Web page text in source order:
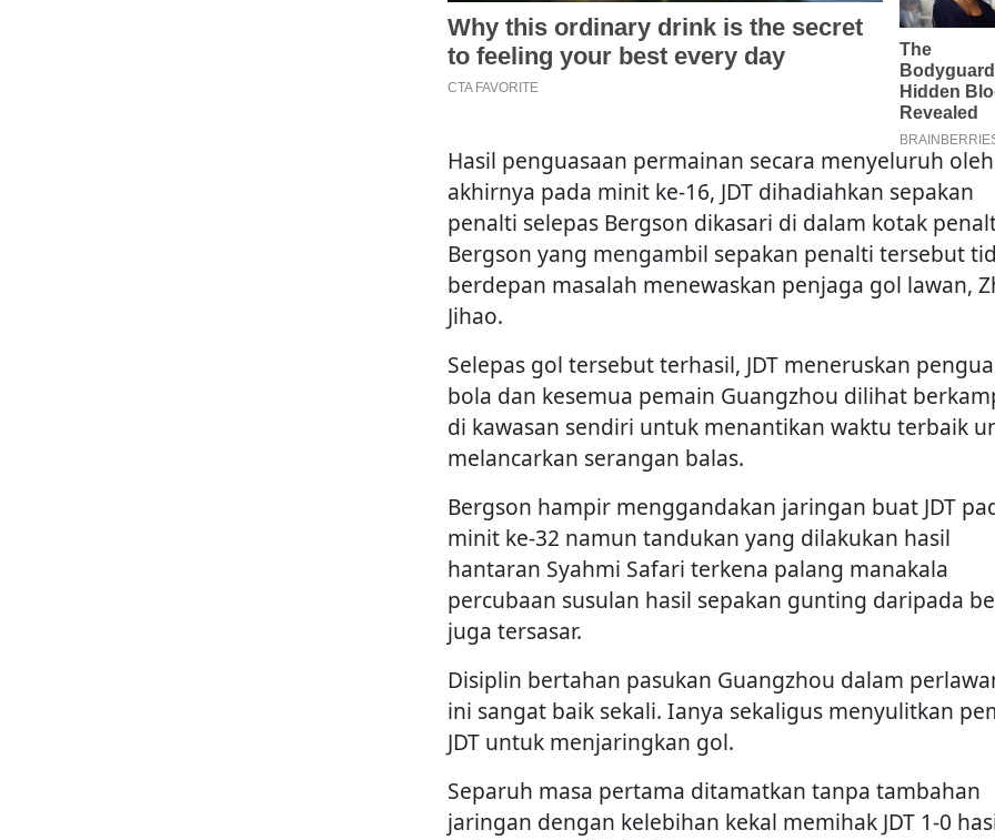
Hasil penguasaan permainan secara menyeluruh oleh
akhirnya pada minit ke-16, JDT dihadiahkan sepakan
penalti selepas Bergson dikasari di dalam kotak
Bergson yang mengambil sepakan penalti tersebut
berdepan masalah menewaskan penjaga gol lawan,
Jihao.
Selepas gol tersebut terhasil, JDT meneruskan
bola dan kesemua pemain Guangzhou dilihat
di kawasan sendiri untuk menantikan waktu terbaik
melancarkan serangan balas.
Bergson hampir menggandakan jaringan buat JDT
minit ke-32 namun tandukan yang dilakukan hasil
hantaran Syahmi Safari terkena palang manakala
percubaan susulan hasil sepakan gunting daripada
juga tersasar.
Disiplin bertahan pasukan Guangzhou dalam
ini sangat baik sekali. Ianya sekaligus menyulitkan
JDT untuk menjaringkan gol.
Separuh masa pertama ditamatkan tanpa tambahan
jaringan dengan kelebihan kekal memihak JDT 1-0